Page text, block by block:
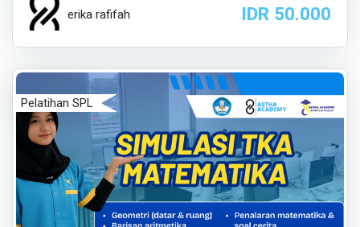
erika rafifah IDR 50.000
Pelatihan SPL